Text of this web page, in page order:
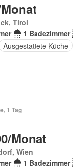
Tirol
1 Badezimmer
Ausgestattete Küche
1 Tag
Monat
Wien
1 Badezimmer